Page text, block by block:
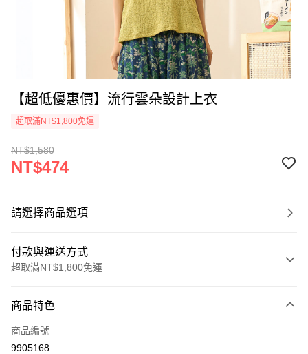
【超低優惠價】流行雲朵設計上衣
超取滿NT$1,800免運
NT$1,580
NT$474
請選擇商品選項
付款與運送方式
超取滿NT$1,800免運
信用卡一次付款
超商取貨付款
商品特色
商品編號
9905168